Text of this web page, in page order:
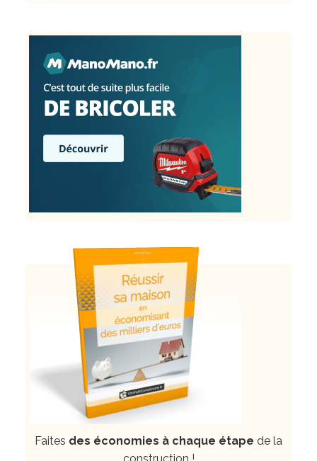
Faites des économies à chaque étape de la
construction !